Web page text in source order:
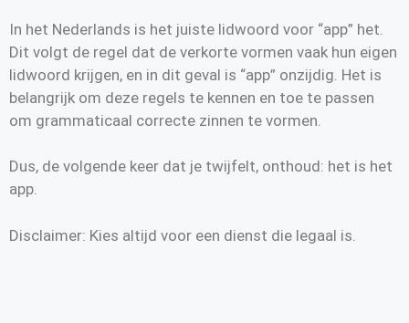
In het Nederlands is het juiste lidwoord voor “app” het.
Dit volgt de regel dat de verkorte vormen vaak hun eigen
lidwoord krijgen, en in dit geval is “app” onzijdig. Het is
belangrijk om deze regels te kennen en toe te passen
om grammaticaal correcte zinnen te vormen.
Dus, de volgende keer dat je twijfelt, onthoud: het is het
app.
Disclaimer: Kies altijd voor een dienst die legaal is.